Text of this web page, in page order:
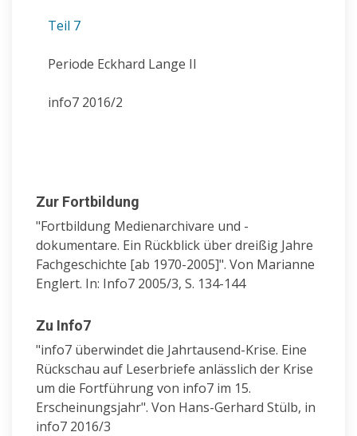
Teil 7
Periode Eckhard Lange II
info7 2016/2
Zur Fortbildung
"Fortbildung Medienarchivare und -
dokumentare. Ein Rückblick über dreißig Jahre
Fachgeschichte [ab 1970-2005]". Von Marianne
Englert. In: Info7 2005/3, S. 134-144
Zu Info7
"info7 überwindet die Jahrtausend-Krise. Eine
Rückschau auf Leserbriefe anlässlich der Krise
um die Fortführung von info7 im 15.
Erscheinungsjahr". Von Hans-Gerhard Stülb, in
info7 2016/3